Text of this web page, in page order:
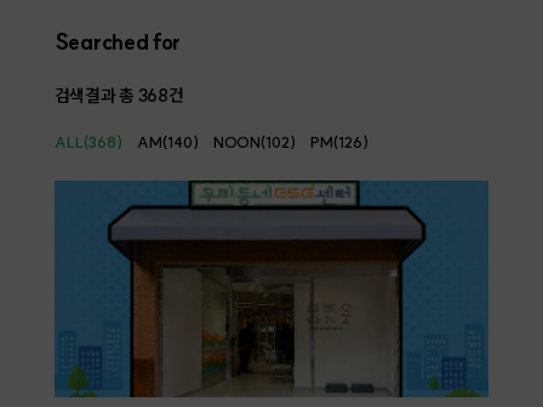
Searched for
검색결과 총 368건
ALL(368) AM(140) NOON(102) PM(126)